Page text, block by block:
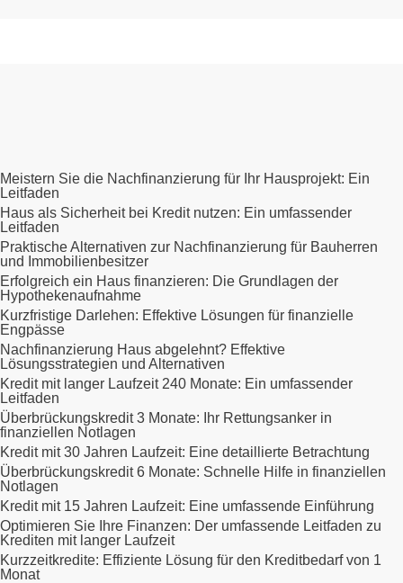
Meistern Sie die Nachfinanzierung für Ihr Hausprojekt: Ein
Leitfaden
Haus als Sicherheit bei Kredit nutzen: Ein umfassender
Leitfaden
Praktische Alternativen zur Nachfinanzierung für Bauherren
und Immobilienbesitzer
Erfolgreich ein Haus finanzieren: Die Grundlagen der
Hypothekenaufnahme
Kurzfristige Darlehen: Effektive Lösungen für finanzielle
Engpässe
Nachfinanzierung Haus abgelehnt? Effektive
Lösungsstrategien und Alternativen
Kredit mit langer Laufzeit 240 Monate: Ein umfassender
Leitfaden
Überbrückungskredit 3 Monate: Ihr Rettungsanker in
finanziellen Notlagen
Kredit mit 30 Jahren Laufzeit: Eine detaillierte Betrachtung
Überbrückungskredit 6 Monate: Schnelle Hilfe in finanziellen
Notlagen
Kredit mit 15 Jahren Laufzeit: Eine umfassende Einführung
Optimieren Sie Ihre Finanzen: Der umfassende Leitfaden zu
Krediten mit langer Laufzeit
Kurzzeitkredite: Effiziente Lösung für den Kreditbedarf von 1
Monat